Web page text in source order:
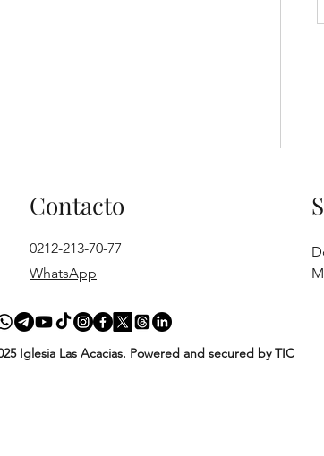
Contacto
0212-213-70-77
WhatsApp
Iglesia Las Acacias. Powered and secured byTIC